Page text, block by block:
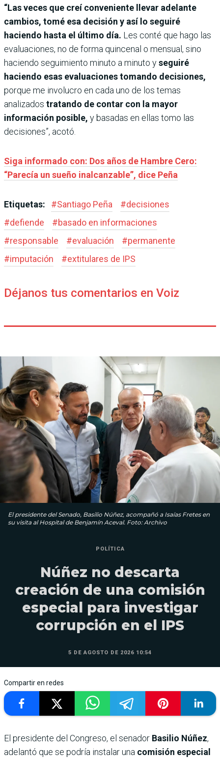
“Las veces que creí conveniente llevar adelante
cambios, tomé esa decisión y así lo seguiré
haciendo hasta el último día. Les conté que hago las
evaluaciones, no de forma quincenal o mensual, sino
haciendo seguimiento minuto a minuto yseguiré
haciendo esas evaluaciones tomando decisiones,
porque me involucro en cada uno de los temas
analizados tratando de contar con la mayor
información posible, y basadas en ellas tomo las
decisiones”, acotó.
Siga informado con: Dos años de Hambre Cero:
“Parecía un sueño inalcanzable”, dice Peña
Etiquetas: #Santiago Peña #decisiones
#defiende #basado en informaciones
#responsable #evaluación #permanente
#imputación #extitulares de IPS
Déjanos tus comentarios en Voiz
El presidente del Senado, Basilio Núñez, acompañó a Isaías Fretes en
su visita al Hospital de Benjamín Aceval. Foto: Archivo
POLÍTICA
Núñez no descarta
creación de una comisión
especial para investigar
corrupción en el IPS
5 DE AGOSTO DE 2026 10:54
Compartir en redes
El presidente del Congreso, el senador Basilio Núñez,
adelantó que se podría instalar una comisión especial